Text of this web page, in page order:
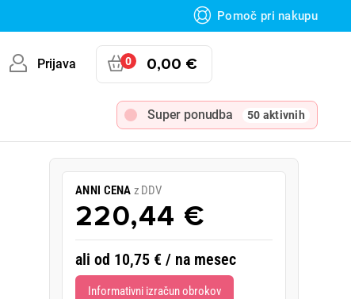
Pomoč pri nakupu
Prijava 0 0,00 €
Super ponudba 50 aktivnih
ANNI CENA z DDV
220,44 €
ali od 10,75 € / na mesec
Informativni izračun obrokov